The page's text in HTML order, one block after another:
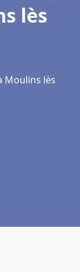
lès
Moulins lès